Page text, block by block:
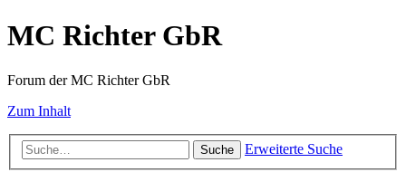
MC Richter GbR
Forum der MC Richter GbR
Zum Inhalt
Suche Erweiterte Suche